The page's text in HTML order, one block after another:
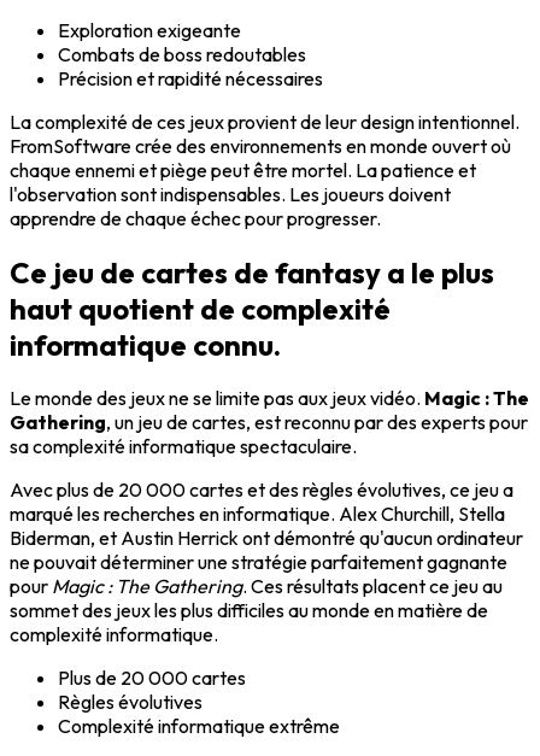
Exploration exigeante
Combats de boss redoutables
Précision et rapidité nécessaires
La complexité de ces jeux provient de leur design intentionnel.
FromSoftware crée des environnements en monde ouvert où
chaque ennemi et piège peut être mortel. La patience et
l'observation sont indispensables. Les joueurs doivent
apprendre de chaque échec pour progresser.
Ce jeu de cartes de fantasy a le plus
haut quotient de complexité
informatique connu.
Le monde des jeux ne se limite pas aux jeux vidéo. Magic : The
Gathering, un jeu de cartes, est reconnu par des experts pour
sa complexité informatique spectaculaire.
Avec plus de 20 000 cartes et des règles évolutives, ce jeu a
marqué les recherches en informatique. Alex Churchill, Stella
Biderman, et Austin Herrick ont démontré qu'aucun ordinateur
ne pouvait déterminer une stratégie parfaitement gagnante
pour Magic : The Gathering. Ces résultats placent ce jeu au
sommet des jeux les plus difficiles au monde en matière de
complexité informatique.
Plus de 20 000 cartes
Règles évolutives
Complexité informatique extrême